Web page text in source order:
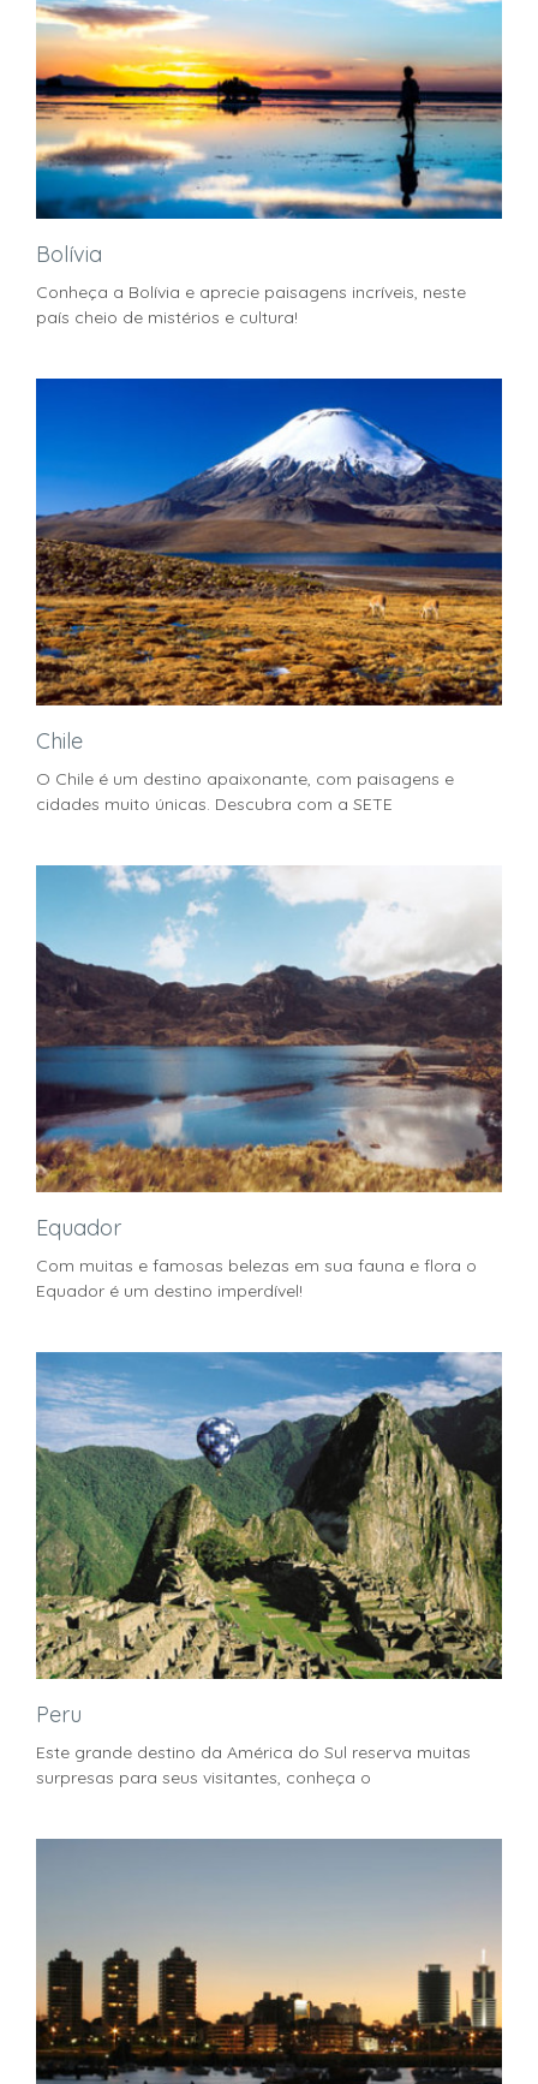
Bolívia
Conheça a Bolívia e aprecie paisagens incríveis, neste
país cheio de mistérios e cultura!
Chile
O Chile é um destino apaixonante, com paisagens e
cidades muito únicas. Descubra com a SETE
Equador
Com muitas e famosas belezas em sua fauna e flora o
Equador é um destino imperdível!
Peru
Este grande destino da América do Sul reserva muitas
surpresas para seus visitantes, conheça o